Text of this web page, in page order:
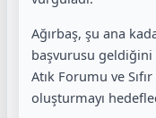
Ağırbaş, şu ana
başvurusu geldiğini
Atık Forumu ve
oluşturmayı